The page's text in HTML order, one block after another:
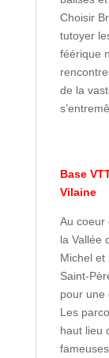
Choisir
tutoyer
féérique
de la
Base
Vilaine
Au coeur
la Vallée
Michel et
Saint-
pour une
Les
haut lieu